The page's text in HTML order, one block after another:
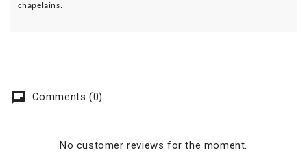
chapelains.
chat Comments (0)
No customer reviews for the moment.